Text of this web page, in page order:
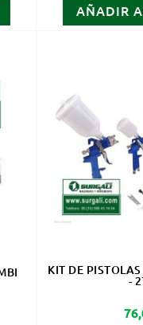
AÑADIR
KIT DE
-